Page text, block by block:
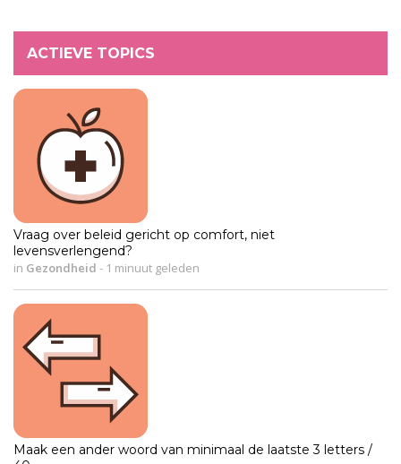
ACTIEVE TOPICS
Vraag over beleid gericht op comfort, niet
levensverlengend?
in Gezondheid - 1 minuut geleden
Maak een ander woord van minimaal de laatste 3 letters /